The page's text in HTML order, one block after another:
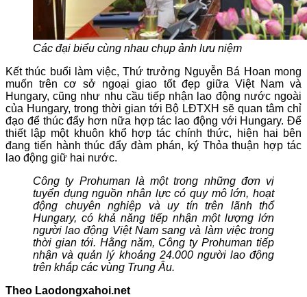
Các đại biểu cùng nhau chụp ảnh lưu niệm
Kết thúc buổi làm việc, Thứ trưởng Nguyễn Bá Hoan mong
muốn trên cơ sở ngoại giao tốt đẹp giữa Việt Nam và
Hungary, cũng như nhu cầu tiếp nhận lao động nước ngoài
của Hungary, trong thời gian tới Bộ LĐTXH sẽ quan tâm chỉ
đạo để thúc đẩy hơn nữa hợp tác lao động với Hungary. Để
thiết lập một khuôn khổ hợp tác chính thức, hiện hai bên
đang tiến hành thúc đẩy đàm phán, ký Thỏa thuận hợp tác
lao động giữ hai nước.
Công ty Prohuman là một trong những đơn vị
tuyển dụng nguồn nhân lực có quy mô lớn, hoạt
động chuyên nghiệp và uy tín trên lãnh thổ
Hungary, có khả năng tiếp nhận một lượng lớn
người lao động Việt Nam sang và làm việc trong
thời gian tới. Hằng năm, Công ty Prohuman tiếp
nhận và quản lý khoảng 24.000 người lao động
trên khắp các vùng Trung Âu.
Theo Laodongxahoi.net